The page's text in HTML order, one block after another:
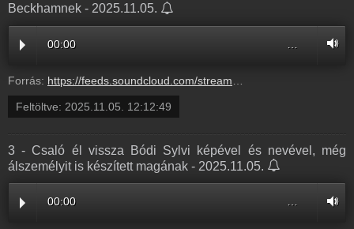
Beckhamnek - 2025.11.05.
00:00
Forrás: https://feeds.soundcloud.com/stream/2206879987-radio1hungary-4-karoly-kiraly-lovagi-cimet-adomanyozott-david-beckhamnek-4.mp3
Feltöltve: 2025.11.05. 12:12:49
3 - Csaló él vissza Bódi Sylvi képével és nevével, még
álszemélyit is készített magának - 2025.11.05.
00:00 …